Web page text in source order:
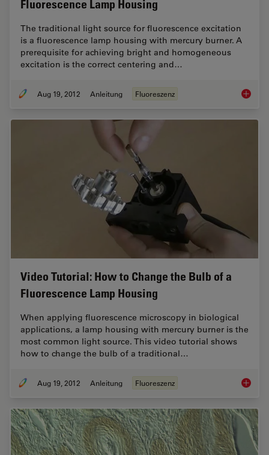
Fluorescence Lamp Housing
The traditional light source for fluorescence excitation
is a fluorescence lamp housing with mercury burner. A
prerequisite for achieving bright and homogeneous
excitation is the correct centering and…
Aug 19, 2012 Anleitung Fluoreszenz Video
Video Tutorial: How to Change the Bulb of a
Fluorescence Lamp Housing
When applying fluorescence microscopy in biological
applications, a lamp housing with mercury burner is the
most common light source. This video tutorial shows
how to change the bulb of a traditional…
Aug 19, 2012 Anleitung Fluoreszenz Video